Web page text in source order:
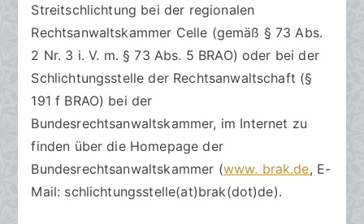
Streitschlichtung bei der regionalen
Rechtsanwaltskammer Celle (gemäß § 73 Abs.
2 Nr. 3 i. V. m. § 73 Abs. 5 BRAO) oder bei der
Schlichtungsstelle der Rechtsanwaltschaft (§
191 f BRAO) bei der
Bundesrechtsanwaltskammer, im Internet zu
finden über die Homepage der
Bundesrechtsanwaltskammer (www. brak.de, E-
Mail: schlichtungsstelle(at)brak(dot)de).